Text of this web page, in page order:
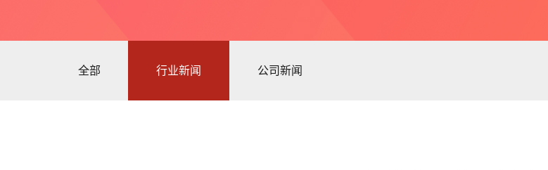
全部 行业新闻 公司新闻